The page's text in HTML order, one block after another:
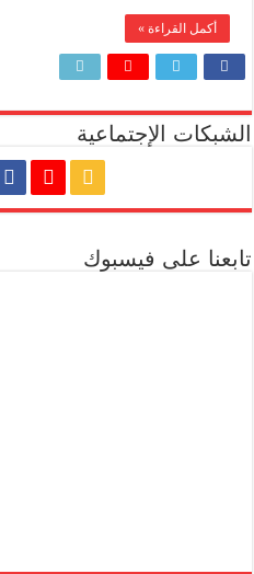
أكمل القراءة »
الشبكات الإجتماعية
تابعنا على فيسبوك